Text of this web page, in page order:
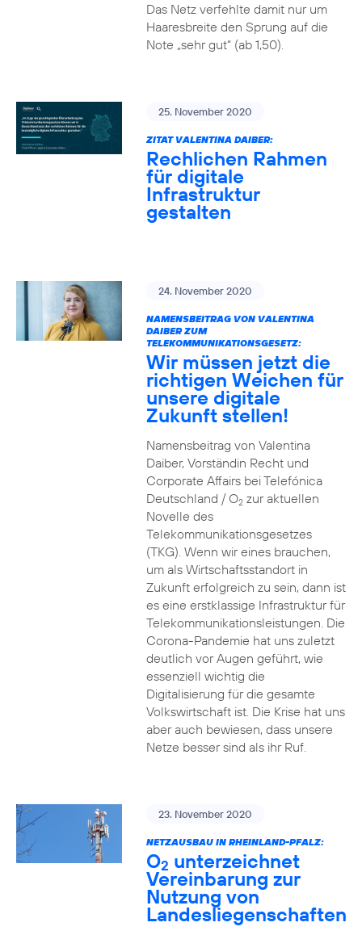
Das Netz verfehlte damit nur um
Haaresbreite den Sprung auf die
Note „sehr gut“ (ab 1,50).
25. November 2020
ZITAT VALENTINA DAIBER:
Rechlichen Rahmen
für digitale
Infrastruktur
gestalten
24. November 2020
NAMENSBEITRAG VON VALENTINA
DAIBER ZUM
TELEKOMMUNIKATIONSGESETZ:
Wir müssen jetzt die
richtigen Weichen für
unsere digitale
Zukunft stellen!
Namensbeitrag von Valentina
Daiber, Vorständin Recht und
Corporate Affairs bei Telefónica
Deutschland / O2zur aktuellen
Novelle des
Telekommunikationsgesetzes
(TKG). Wenn wir eines brauchen,
um als Wirtschaftsstandort in
Zukunft erfolgreich zu sein, dann ist
es eine erstklassige Infrastruktur für
Telekommunikationsleistungen. Die
Corona-Pandemie hat uns zuletzt
deutlich vor Augen geführt, wie
essenziell wichtig die
Digitalisierung für die gesamte
Volkswirtschaft ist. Die Krise hat uns
aber auch bewiesen, dass unsere
Netze besser sind als ihr Ruf.
23. November 2020
NETZAUSBAU IN RHEINLAND-PFALZ:
O2 unterzeichnet
Vereinbarung zur
Nutzung von
Landesliegenschaften